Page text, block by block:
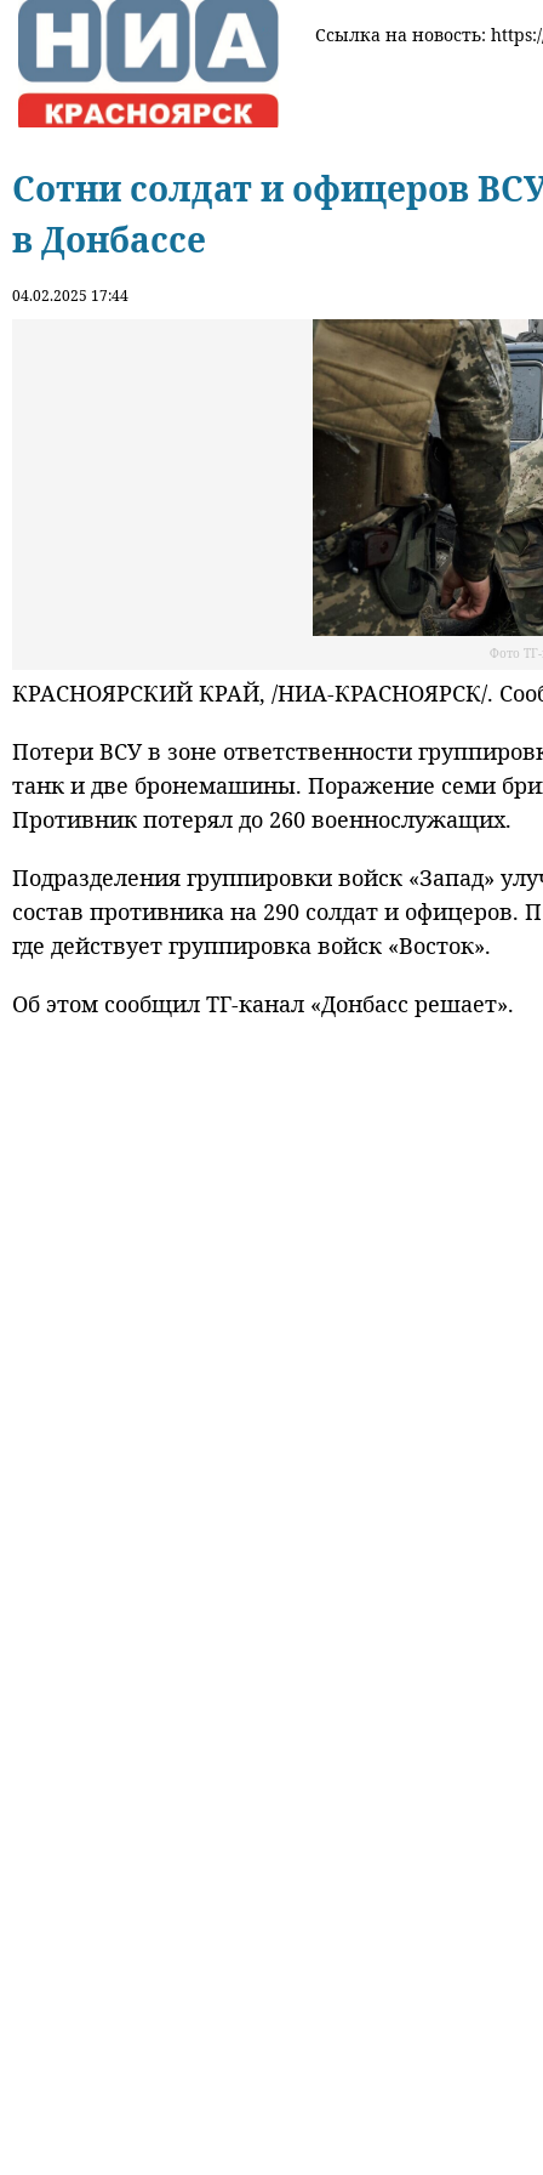
Ссылка на новость:
Сотни солдат и офицеров
в Донбассе
04.02.2025 17:44
Фото
КРАСНОЯРСКИЙ КРАЙ, /НИА-КРАСНОЯРСК/.
Потери ВСУ в зоне ответственности
танк и две бронемашины. Поражение семи
Противник потерял до 260 военнослужащих.
Подразделения группировки войск «Запад»
состав противника на 290 солдат и
где действует группировка войск «Восток».
Об этом сообщил ТГ-канал «Донбасс решает».